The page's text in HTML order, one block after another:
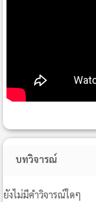
บทวิจารณ์
ยังไม่มีคำวิจารณ์ใดๆ